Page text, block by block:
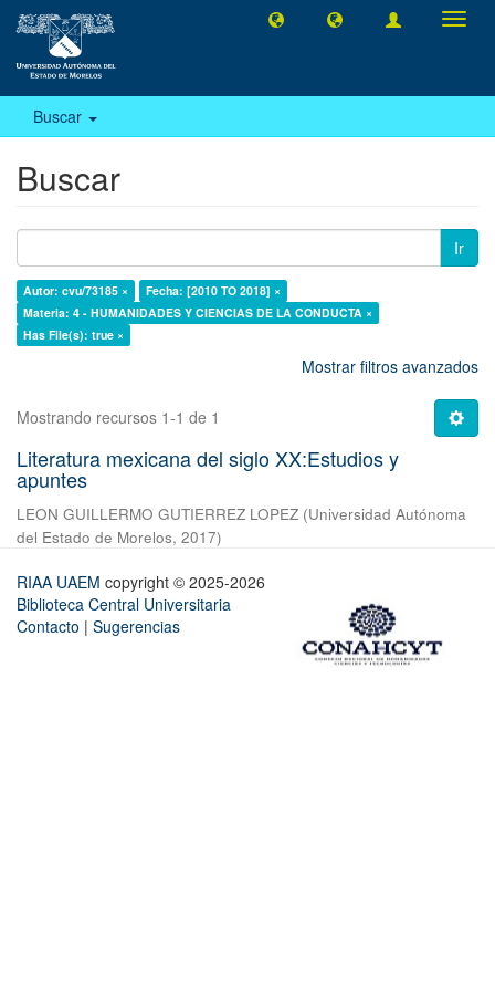
Buscar
Buscar
Ir
Autor: cvu/73185 ×
Fecha: [2010 TO 2018] ×
Materia: 4 - HUMANIDADES Y CIENCIAS DE LA CONDUCTA ×
Has File(s): true ×
Mostrar filtros avanzados
Mostrando recursos 1-1 de 1
Literatura mexicana del siglo XX:Estudios y
apuntes
LEON GUILLERMO GUTIERREZ LOPEZ (Universidad Autónoma
del Estado de Morelos, 2017)
RIAA UAEM copyright © 2025-2026
Biblioteca Central Universitaria
Contacto | Sugerencias